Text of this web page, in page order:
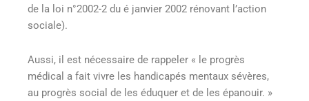
de la loi n°2002-2 du é janvier 2002 rénovant l’action
sociale).
Aussi, il est nécessaire de rappeler « le progrès
médical a fait vivre les handicapés mentaux sévères,
au progrès social de les éduquer et de les épanouir. »